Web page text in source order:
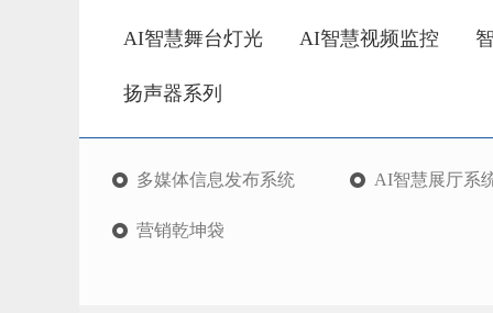
AI智慧舞台灯光 AI智慧视频监控
扬声器系列
多媒体信息发布系统 AI智慧展厅系
营销乾坤袋